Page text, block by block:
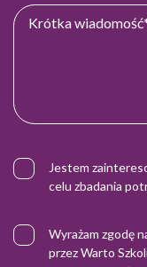
Jestem
celu zbadania
Wyrażam zgodę
przez Warto